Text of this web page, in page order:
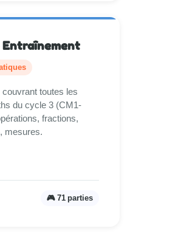
toutes les
du cycle 3 (CM1-
fractions,
mesures.
🎮 71 parties